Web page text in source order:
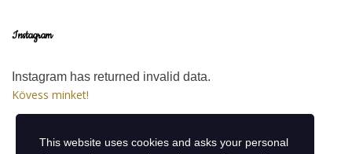
Instagram
Instagram has returned invalid data.
Kövess minket!
This website uses cookies and asks your personal